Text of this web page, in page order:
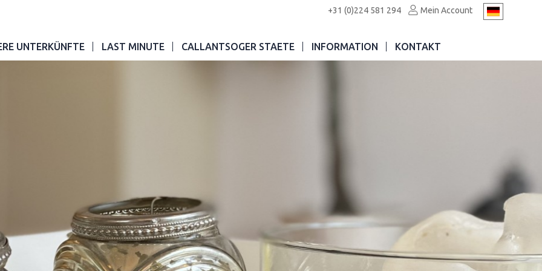
+31 (0)224 581 294 Mein Account
UNTERKÜNFTE LAST MINUTE CALLANTSOGER STAETE INFORMATION KONTAKT